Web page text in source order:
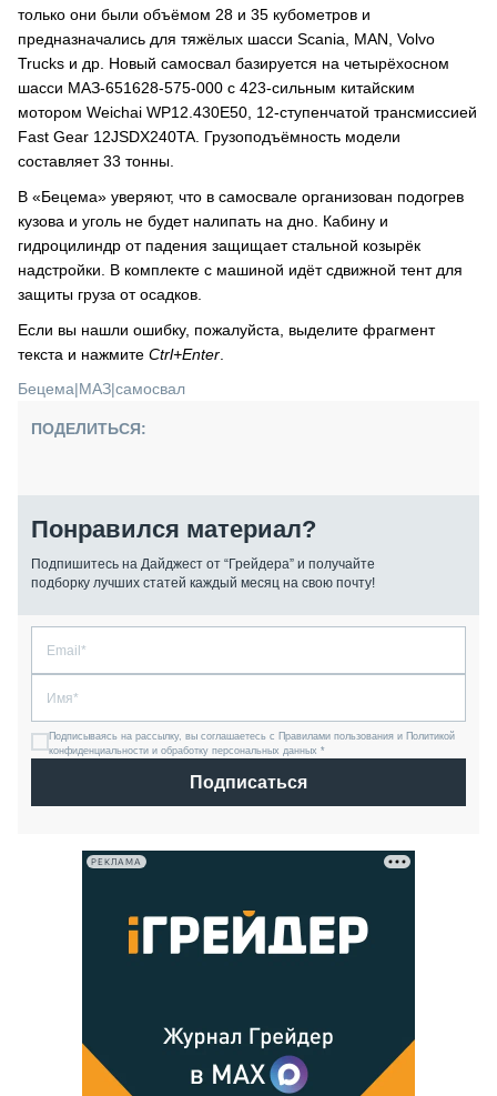
только они были объёмом 28 и 35 кубометров и
предназначались для тяжёлых шасси Scania, MAN, Volvo
Trucks и др. Новый самосвал базируется на четырёхосном
шасси МАЗ-651628-575-000 с 423-сильным китайским
мотором Weichai WP12.430E50, 12-ступенчатой трансмиссией
Fast Gear 12JSDX240TA. Грузоподъёмность модели
составляет 33 тонны.
В «Бецема» уверяют, что в самосвале организован подогрев
кузова и уголь не будет налипать на дно. Кабину и
гидроцилиндр от падения защищает стальной козырёк
надстройки. В комплекте с машиной идёт сдвижной тент для
защиты груза от осадков.
Если вы нашли ошибку, пожалуйста, выделите фрагмент
текста и нажмите Ctrl+Enter
Бецема|МАЗ|самосвал
ПОДЕЛИТЬСЯ:
Понравился материал?
Подпишитесь на Дайджест от “Грейдера” и получайте
подборку лучших статей каждый месяц на свою почту!
Подписываясь на рассылку, вы соглашаетесь с Правилами пользования и Политикой
конфиденциальности и обработку персональных данных *
Подписаться
РЕКЛАМА